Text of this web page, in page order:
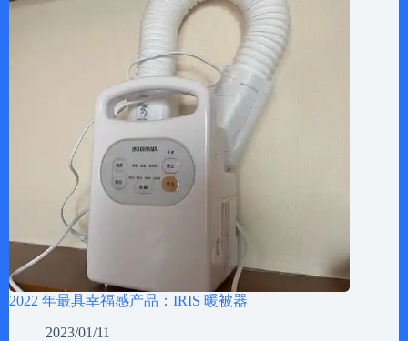
2022 年最具幸福感产品：IRIS 暖被器
2023/01/11